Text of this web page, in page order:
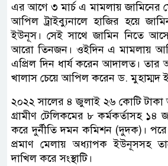
এর আগে ৩ মার্চ এ মামলায় জামিনের
আপিল ট্রাইব্যুনালে হাজির হয়ে
ইউনূস। সেই সাথে জামিন নিতে
আরো তিনজন। ওইদিন এ মামলায়
এপ্রিল দিন ধার্য করেন আদালত।
খালাস চেয়ে আপিল করেন ড. মুহাম্মদ
২০২২ সালের ৪ জুলাই ২৬ কোটি টাকা
গ্রামীণ টেলিকমের ৮ কর্মকর্তাসহ ১৪
করে দুর্নীতি দমন কমিশন (দুদক)।
প্রমাণ মেলায় অধ্যাপক ইউনূসসহ
দাখিল করে সংস্থাটি।